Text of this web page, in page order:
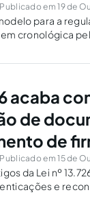
Publicado em 19 de
para a
cronológica
acaba
de
de
Publicado em 15 de
da Lei nº
e